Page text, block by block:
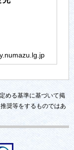
める基準に基づいて掲
奨等をするものではあ